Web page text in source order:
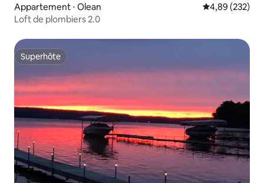
Appartement ⋅ Olean Évaluation
4,89 (232)
Loft de plombiers 2.0
Superhôte
Superhôte